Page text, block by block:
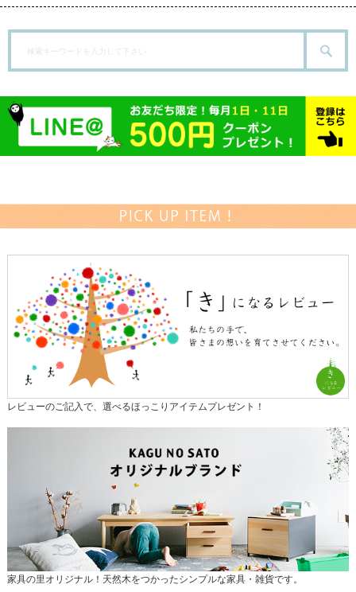
レビューのご記入で、選べるほっこりアイテムプレゼント！
家具の里オリジナル！天然木をつかったシンプルな家具・雑貨です。